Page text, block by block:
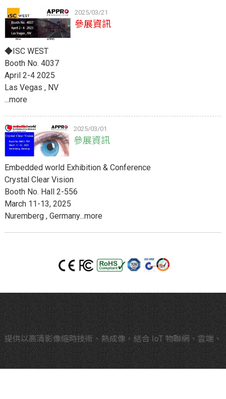
2025/03/21
參展資訊
◆ISC WEST
Booth No. 4037
April 2-4 2025
Las Vegas , NV
...more
2025/03/01
參展資訊
Embedded world Exhibition & Conference
Crystal Clear Vision
Booth No. Hall 2-556
March 11-13, 2025
Nuremberg , Germany...more
供以高清影像縮時技術、熱成像，結合 IoT 物聯網、雲端、